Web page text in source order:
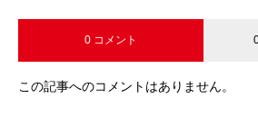
0 コメント
この記事へのコメントはありません。